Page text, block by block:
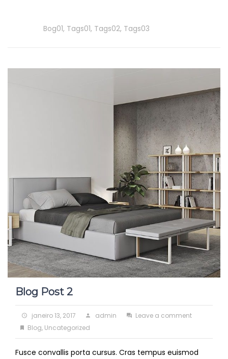
Bog01, Tags01, Tags02, Tags03
Blog Post 2
Posted
on
janeiro 13, 2017 Author
admin Leave a commenton
Post
2
Categories
Blog, Uncategorized
Fusce convallis porta cursus. Cras tempus euismod